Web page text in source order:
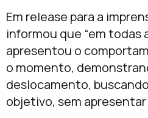
Em release para a
informou que “em todas
apresentou o
o momento,
deslocamento,
objetivo, sem